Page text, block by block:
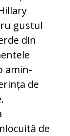
gustul
din
amin­
de
de